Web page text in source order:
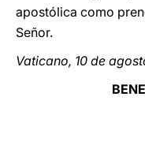
apostólica como
Señor.
Vaticano, 10 de